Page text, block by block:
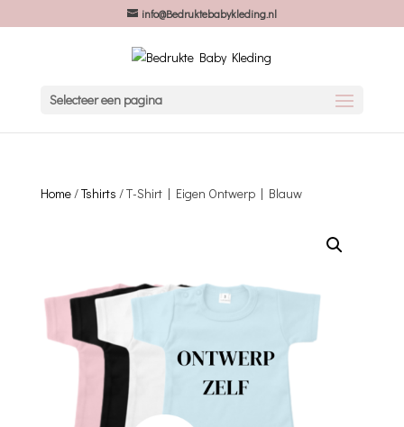
info@Bedruktebabykleding.nl
Selecteer een pagina
Home/Tshirts / T-Shirt | Eigen Ontwerp | Blauw